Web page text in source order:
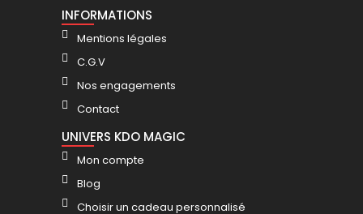
INFORMATIONS
Mentions légales
C.G.V
Nos engagements
Contact
UNIVERS KDO MAGIC
Mon compte
Blog
Choisir un cadeau personnalisé